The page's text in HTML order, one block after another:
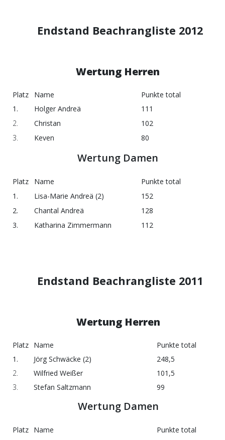
Endstand Beachrangliste 2012
Wertung Herren
Platz Name
Punkte total
1.
Holger Andreä
111
2.
Christan
102
3.
Keven 80
Wertung Damen
Platz Name
Punkte total
1.
Lisa-Marie Andreä (2)
152
2.
Chantal Andreä
128
3.
Katharina Zimmermann 112
Endstand Beachrangliste 2011
Wertung Herren
Platz Name
Punkte total
1.
Jörg Schwäcke (2)
248,5
2.
Wilfried Weißer
101,5
3.
Stefan Saltzmann 99
Wertung Damen
Platz Name
Punkte total